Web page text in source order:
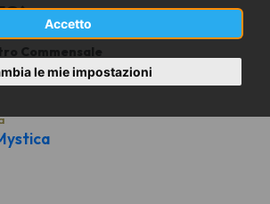
Accetto
le mie impostazioni
Commensale